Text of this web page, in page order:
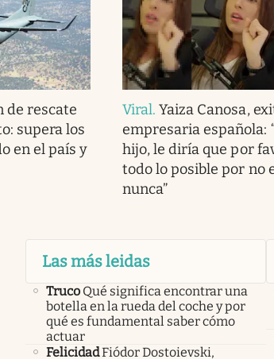
de rescate
supera los
en el país y
Viral.Yaiza Canosa,
empresaria española:
hijo, le diría que por
todo lo posible por no
nunca”
Las más leidas
Truco Qué significa encontrar una
botella en la rueda del coche y por
qué es fundamental saber cómo
actuar
FelicidadFiódor Dostoievski,